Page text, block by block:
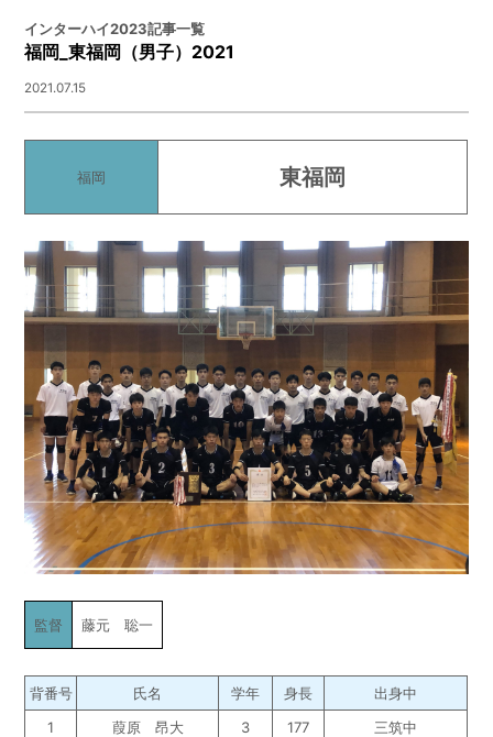
インターハイ2023記事一覧
福岡_東福岡（男子）2021
2021.07.15
福岡 東福岡
監督 藤元 聡一
背番号 氏名 学年 身長
出身中
1
葭原 昂大 3 177
三筑中